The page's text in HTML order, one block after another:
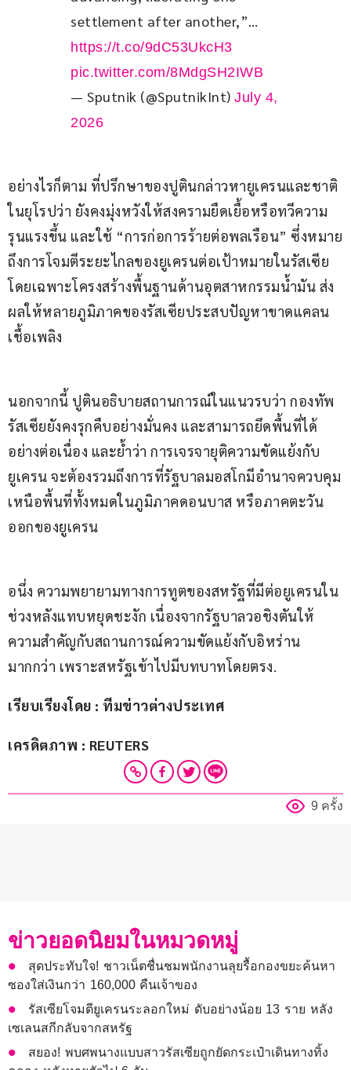
settlement after another,”…
https://t.co/9dC53UkcH3
pic.twitter.com/8MdgSH2IWB
— Sputnik (@SputnikInt) July 4,
2026
อย่างไรก็ตาม ที่ปรึกษาของปูตินกล่าวหายูเครนและชาติ
ในยุโรปว่า ยังคงมุ่งหวังให้สงครามยืดเยื้อหรือทวีความ
รุนแรงขึ้น และใช้ “การก่อการร้ายต่อพลเรือน” ซึ่งหมาย
ถึงการโจมตีระยะไกลของยูเครนต่อเป้าหมายในรัสเซีย
โดยเฉพาะโครงสร้างพื้นฐานด้านอุตสาหกรรมน้ำมัน ส่ง
ผลให้หลายภูมิภาคของรัสเซียประสบปัญหาขาดแคลน
เชื้อเพลิง
นอกจากนี้ ปูตินอธิบายสถานการณ์ในแนวรบว่า กองทัพ
รัสเซียยังคงรุกคืบอย่างมั่นคง และสามารถยึดพื้นที่ได้
อย่างต่อเนื่อง และย้ำว่า การเจรจายุติความขัดแย้งกับ
ยูเครน จะต้องรวมถึงการที่รัฐบาลมอสโกมีอำนาจควบคุม
เหนือพื้นที่ทั้งหมดในภูมิภาคดอนบาส หรือภาคตะวัน
ออกของยูเครน
อนึ่ง ความพยายามทางการทูตของสหรัฐที่มีต่อยูเครนใน
ช่วงหลังแทบหยุดชะงัก เนื่องจากรัฐบาลวอชิงตันให้
ความสำคัญกับสถานการณ์ความขัดแย้งกับอิหร่าน
มากกว่า เพราะสหรัฐเข้าไปมีบทบาทโดยตรง.
เรียบเรียงโดย : ทีมข่าวต่างประเทศ
เครดิตภาพ : REUTERS
9 ครั้ง
ข่าวยอดนิยมในหมวดหมู่
สุดประทับใจ! ชาวเน็ตชื่นชมพนักงานลุยรื้อกองขยะค้นหา
ซองใส่เงินกว่า 160,000 คืนเจ้าของ
รัสเซียโจมตียูเครนระลอกใหม่ ดับอย่างน้อย 13 ราย หลัง
เซเลนสกีกลับจากสหรัฐ
สยอง! พบศพนางแบบสาวรัสเซียถูกยัดกระเป๋าเดินทางทิ้ง